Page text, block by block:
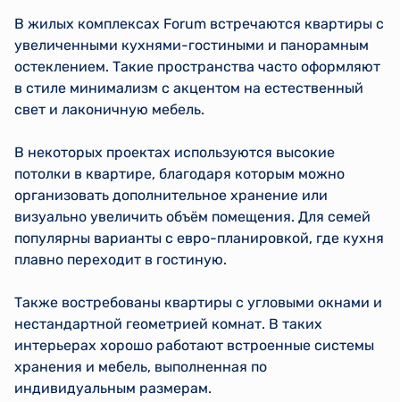
В жилых комплексах Forum встречаются квартиры с
увеличенными кухнями-гостиными и панорамным
остеклением. Такие пространства часто оформляют
в стиле минимализм с акцентом на естественный
свет и лаконичную мебель.
В некоторых проектах используются высокие
потолки в квартире, благодаря которым можно
организовать дополнительное хранение или
визуально увеличить объём помещения. Для семей
популярны варианты с евро-планировкой, где кухня
плавно переходит в гостиную.
Также востребованы квартиры с угловыми окнами и
нестандартной геометрией комнат. В таких
интерьерах хорошо работают встроенные системы
хранения и мебель, выполненная по
индивидуальным размерам.